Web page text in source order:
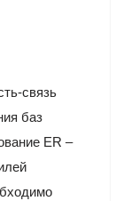
связь
баз
ER –